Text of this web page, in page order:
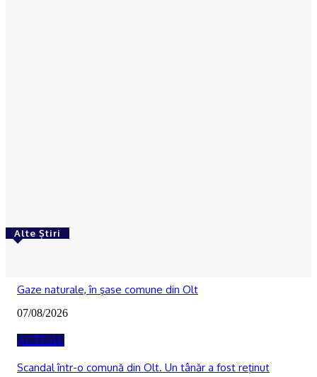
Alte Știri
Gaze naturale, în şase comune din Olt
07/08/2026
ACTUAL
Scandal într-o comună din Olt. Un tânăr a fost reţinut